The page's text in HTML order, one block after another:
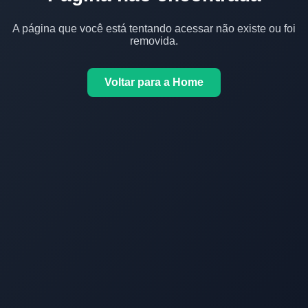
A página que você está tentando acessar não existe ou foi
removida.
Voltar para a Home